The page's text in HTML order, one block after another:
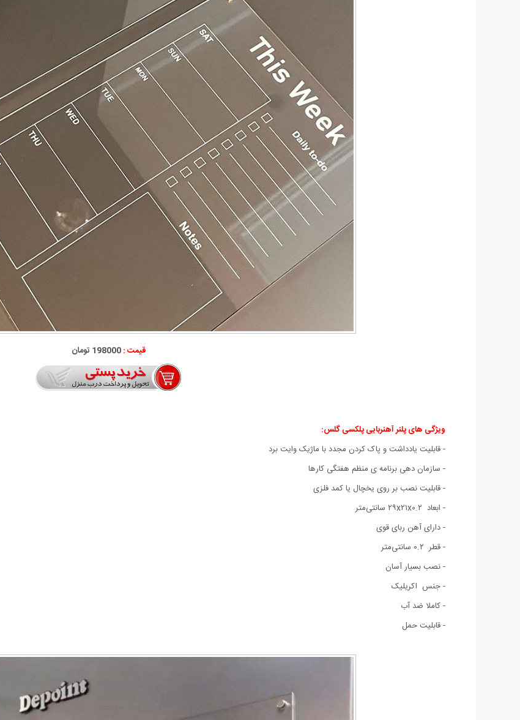
قیمت :198000 تومان
ویژگی های پلنر آهنربایی پلکسی گلس:
- قابلیت یادداشت و پاک کردن مجدد با ماژیک وایت برد
- سازمان دهی برنامه ی منظم هفتگی کارها
- قابلیت نصب بر روی یخچال یا کمد فلزی
- ابعاد ۲۹x۲۱x۰.۲ سانتی‌متر
- دارای آهن ربای قوی
- قطر ۰.۲ سانتی‌متر
- نصب بسیار آسان
- جنس اکریلیک
- کاملا ضد آب
- قابلیت حمل